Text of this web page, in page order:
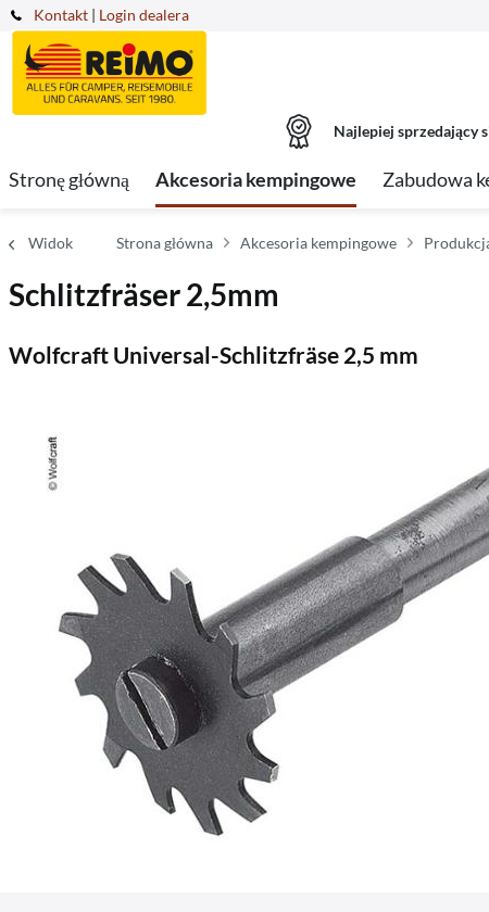
Kontakt | Login dealera
Najlepiej sprzedający
Stronę główną Akcesoria kempingowe Zabudowa
Widok Strona główna Akcesoria kempingowe
Schlitzfräser 2,5mm
Wolfcraft Universal-Schlitzfräse 2,5 mm